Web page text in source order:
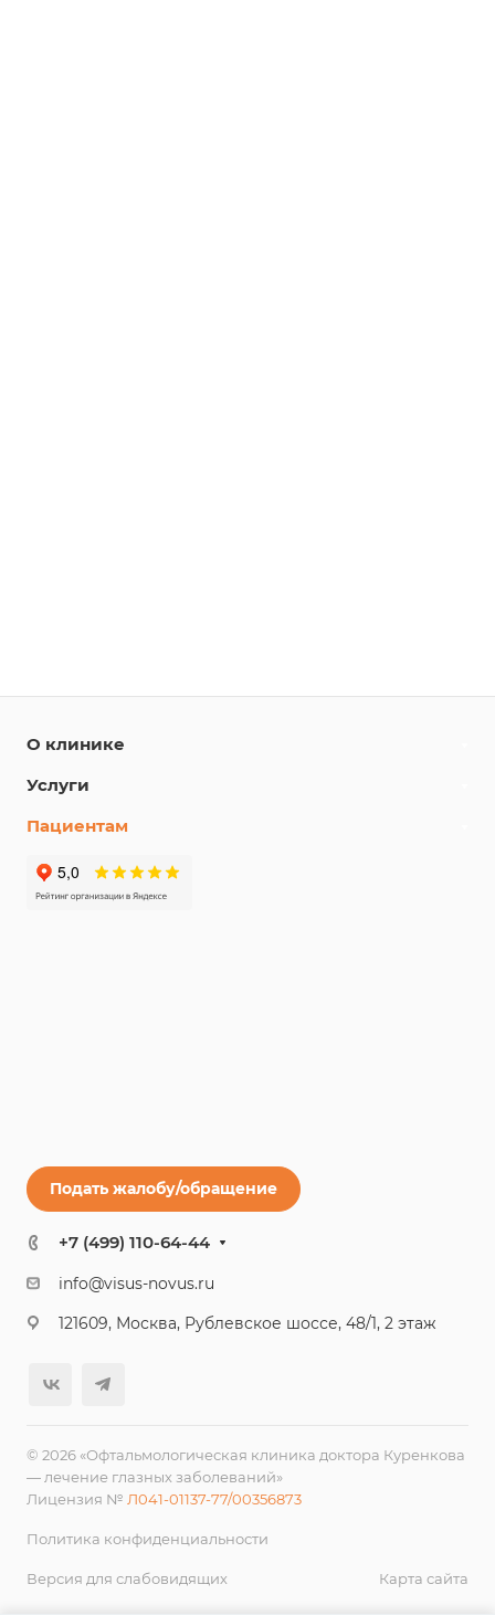
О клинике
Услуги
Пациентам
Подать жалобу/обращение
+7 (499) 110-64-44
info@visus-novus.ru
121609, Москва, Рублевское шоссе, 48/1, 2 этаж
© 2026 «Офтальмологическая клиника доктора Куренкова
— лечение глазных заболеваний»
Лицензия № Л041-01137-77/00356873
Политика конфиденциальности
Версия для слабовидящих Карта сайта